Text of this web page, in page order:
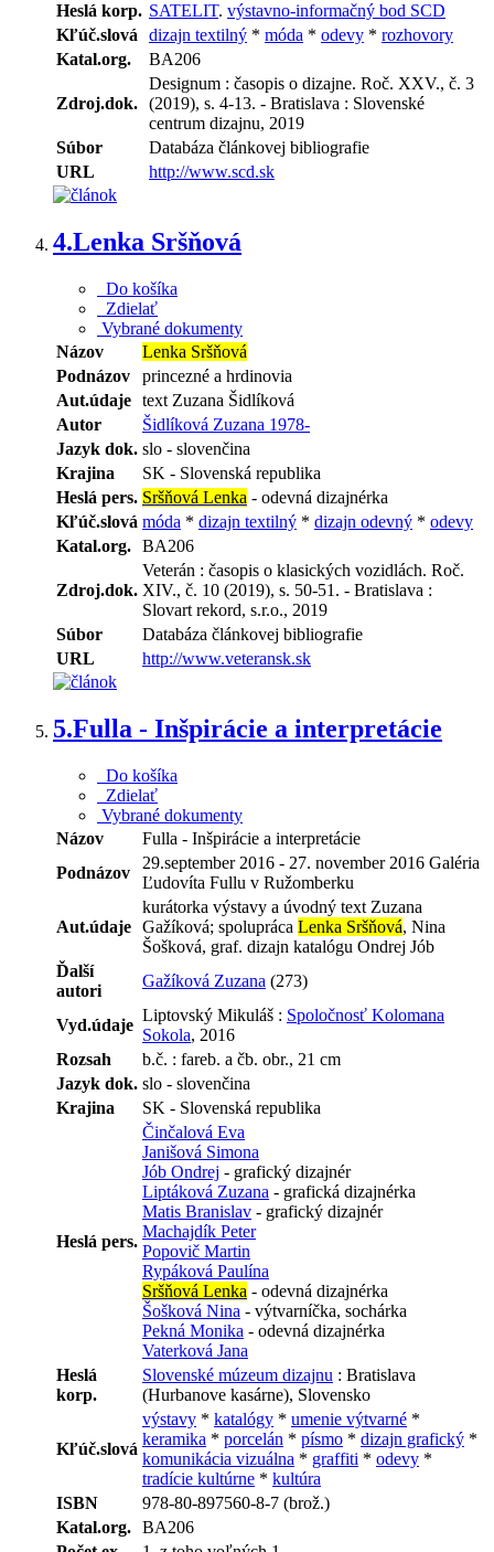
Heslá korp. SATELIT. výstavno-informačný bod SCD
Kľúč.slová
dizajn textilný * móda * odevy * rozhovory
Katal.org.
BA206
Zdroj.dok.
Designum : časopis o dizajne. Roč. XXV., č. 3
(2019), s. 4-13. - Bratislava : Slovenské
centrum dizajnu, 2019
Súbor
Databáza článkovej bibliografie
URL
http://www.scd.sk
4.Lenka Sršňová
Do košíka
Zdielať
Vybrané dokumenty
Názov
Lenka Sršňová
Podnázov
princezné a hrdinovia
Aut.údaje text Zuzana Šidlíková
Autor
Šidlíková Zuzana 1978-
Jazyk dok. slo - slovenčina
Krajina
SK - Slovenská republika
Heslá pers. Sršňová Lenka - odevná dizajnérka
Kľúč.slová móda * dizajn textilný * dizajn odevný * odevy
Katal.org. BA206
Zdroj.dok.
Veterán : časopis o klasických vozidlách. Roč.
XIV., č. 10 (2019), s. 50-51. - Bratislava :
Slovart rekord, s.r.o., 2019
Súbor
Databáza článkovej bibliografie
URL
http://www.veteransk.sk
5.Fulla - Inšpirácie a interpretácie
Do košíka
Zdielať
Vybrané dokumenty
Názov
Fulla - Inšpirácie a interpretácie
Podnázov
29.september 2016 - 27. november 2016 Galéria
Ľudovíta Fullu v Ružomberku
Aut.údaje
kurátorka výstavy a úvodný text Zuzana
Gažíková; spolupráca Lenka Sršňová, Nina
Šošková, graf. dizajn katalógu Ondrej Jób
Ďalší
autori
Gažíková Zuzana (273)
Vyd.údaje
Liptovský Mikuláš : Spoločnosť Kolomana
Sokola, 2016
Rozsah
b.č. : fareb. a čb. obr., 21 cm
Jazyk dok. slo - slovenčina
Krajina
SK - Slovenská republika
Heslá pers.
Činčalová Eva
Janišová Simona
Jób Ondrej - grafický dizajnér
Liptáková Zuzana - grafická dizajnérka
Matis Branislav - grafický dizajnér
Machajdík Peter
Popovič Martin
Rypáková Paulína
Sršňová Lenka - odevná dizajnérka
Šošková Nina - výtvarníčka, sochárka
Pekná Monika - odevná dizajnérka
Vaterková Jana
Heslá
korp.
Slovenské múzeum dizajnu : Bratislava
(Hurbanove kasárne), Slovensko
Kľúč.slová
výstavy * katalógy * umenie výtvarné *
keramika * porcelán * písmo * dizajn grafický *
komunikácia vizuálna * graffiti * odevy *
tradície kultúrne * kultúra
ISBN
978-80-897560-8-7 (brož.)
Katal.org. BA206